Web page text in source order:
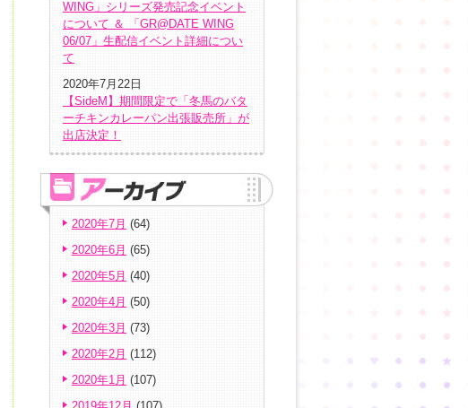
WING」シリーズ発売記念イベント
について ＆ 「GR@DATE WING
06/07」生配信イベント詳細につい
て
2020年7月22日
【SideM】期間限定で「冬馬のバタ
ーチキンカレーパン出張販売所」が
出店決定！
2020年7月 (64)
2020年6月 (65)
2020年5月 (40)
2020年4月 (50)
2020年3月 (73)
2020年2月 (112)
2020年1月 (107)